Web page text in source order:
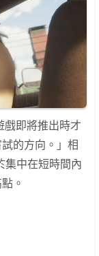
戲即將推出時才
的方向。」相
集中在短時間內
。